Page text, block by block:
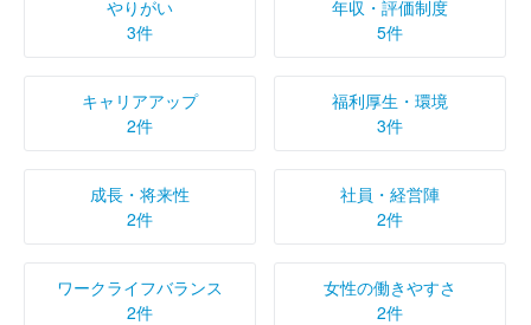
やりがい
3件
年収・評価制度
5件
キャリアアップ
2件
福利厚生・環境
3件
成長・将来性
2件
社員・経営陣
2件
ワークライフバランス
2件
女性の働きやすさ
2件